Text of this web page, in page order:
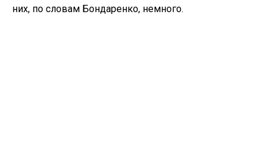
них, по словам Бондаренко, немного.